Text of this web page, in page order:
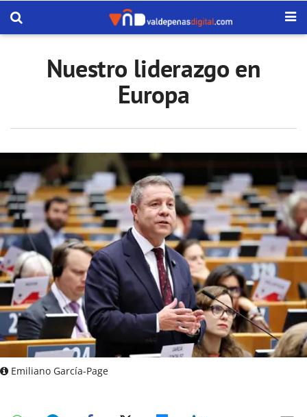
Nuestro liderazgo en
Europa
Emiliano García-Page